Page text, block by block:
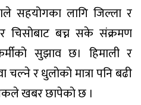
सहयोगका लागि जिल्ला र
चिसोबाट बच्न सके संक्रमण
सुझाव छ। हिमाली र
चल्ने र धुलोको मात्रा पनि बढी
खबर छापेकाे छ ।